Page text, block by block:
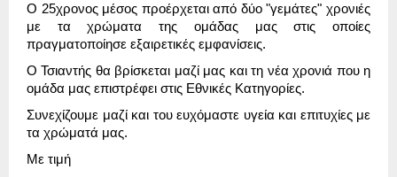
Ο 25χρονος μέσος προέρχεται από δύο "γεμάτες" χρονιές
με τα χρώματα της ομάδας μας στις οποίες
πραγματοποίησε εξαιρετικές εμφανίσεις.
Ο Τσιαντής θα βρίσκεται μαζί μας και τη νέα χρονιά που η
ομάδα μας επιστρέφει στις Εθνικές Κατηγορίες.
Συνεχίζουμε μαζί και του ευχόμαστε υγεία και επιτυχίες με
τα χρώματά μας.
Με τιμή